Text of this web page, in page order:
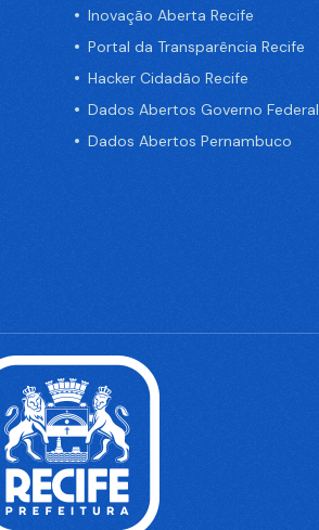
Inovação Aberta Recife
Portal da Transparência Recife
Hacker Cidadão Recife
Dados Abertos Governo Federal
Dados Abertos Pernambuco